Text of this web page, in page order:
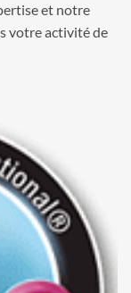
et notre
votre activité de